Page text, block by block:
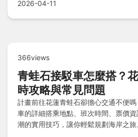
2026-04-11
366views
青蛙石接駁車怎麼搭？
時攻略與常見問題
計畫前往花蓮青蛙石卻擔心交通不便
車的詳細搭乘地點、班次時間、票價
潮的實用技巧，讓你輕鬆規劃海岸之旅